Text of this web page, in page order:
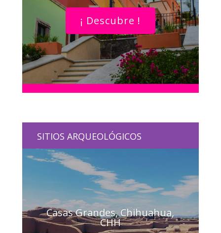
¡ Descubre !
SITIOS ARQUEOLÓGICOS
Casas Grandes, Chihuahua,
CHH